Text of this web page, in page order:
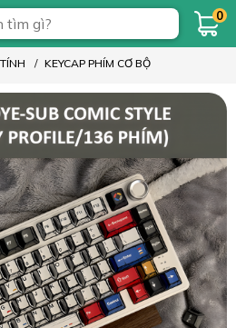
0
KEYCAP PHÍM CƠ BỘ